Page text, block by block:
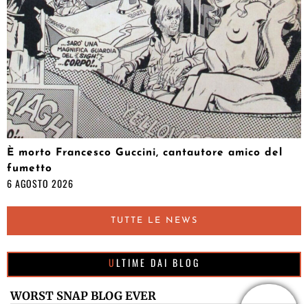
È morto Francesco Guccini, cantautore amico del
fumetto
6 AGOSTO 2026
TUTTE LE NEWS
ULTIME DAI BLOG
WORST SNAP BLOG EVER